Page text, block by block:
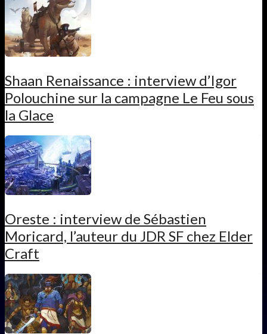
Shaan Renaissance : interview d’Igor
Polouchine sur la campagne Le Feu sous
la Glace
Oreste : interview de Sébastien
Moricard, l’auteur du JDR SF chez Elder
Craft